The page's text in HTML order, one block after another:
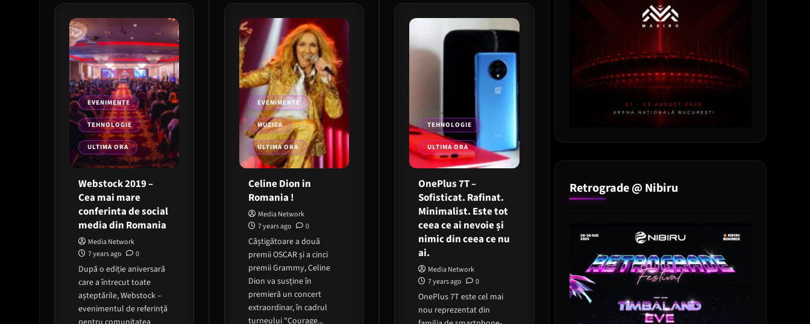
Unite
EVENIMENTE
TEHNOLOGIE
ULTIMA ORA
Webstock 2019 –
Cea mai mare
conferinta de social
media din Romania
Media Network
7 years ago
0
După o ediție aniversară
care a întrecut toate
așteptările, Webstock –
evenimentul de referință
EVENIMENTE
MUZICA
ULTIMA ORA
Celine Dion in
Romania !
Media Network
7 years ago
0
Câștigătoare a două
premii OSCAR și a cinci
premii Grammy, Celine
Dion va susține în
premieră un concert
extraordinar, în cadrul
turneului "Courage...
TEHNOLOGIE
ULTIMA ORA
OnePlus 7T –
Sofisticat. Rafinat.
Minimalist. Este tot
ceea ce ai nevoie și
nimic din ceea ce nu
ai.
Media Network
7 years ago
0
OnePlus 7T este cel mai
nou reprezentat din
Retrograde @ Nibiru